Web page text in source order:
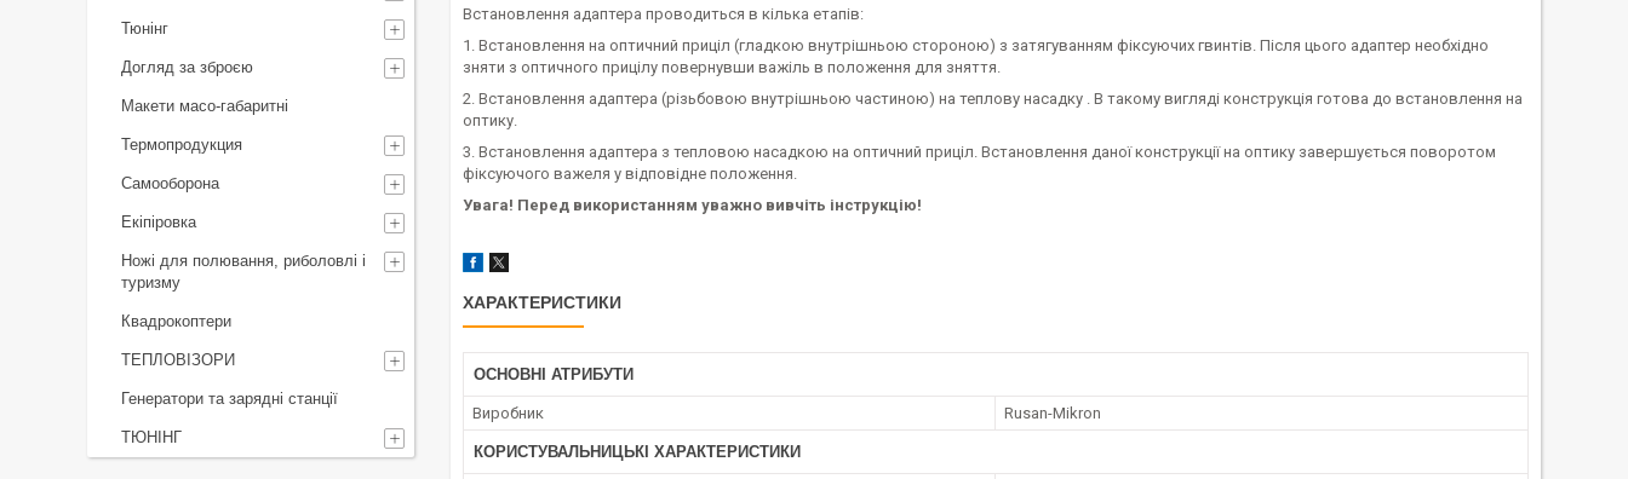
Встановлення адаптера проводиться в кілька етапів:
1. Встановлення на оптичний приціл (гладкою внутрішньою стороною) з затягуванням фіксуючих гвинтів. Після цього адаптер необхідно
зняти з оптичного прицілу повернувши важіль в положення для зняття.
2. Встановлення адаптера (різьбовою внутрішньою частиною) на теплову насадку . В такому вигляді конструкція готова до встановлення на
оптику.
3. Встановлення адаптера з тепловою насадкою на оптичний приціл. Встановлення даної конструкції на оптику завершується поворотом
фіксуючого важеля у відповідне положення.
Увага! Перед використанням уважно вивчіть інструкцію!
ХАРАКТЕРИСТИКИ
ОСНОВНІ АТРИБУТИ
Виробник Rusan-Mikron
КОРИСТУВАЛЬНИЦЬКІ ХАРАКТЕРИСТИКИ
Тюнінг
Догляд за зброєю
Макети масо-габаритні
Термопродукция
Самооборона
Екіпіровка
Ножі для полювання, риболовлі і
туризму
Квадрокоптери
ТЕПЛОВІЗОРИ
Генератори та зарядні станції
ТЮНІНГ